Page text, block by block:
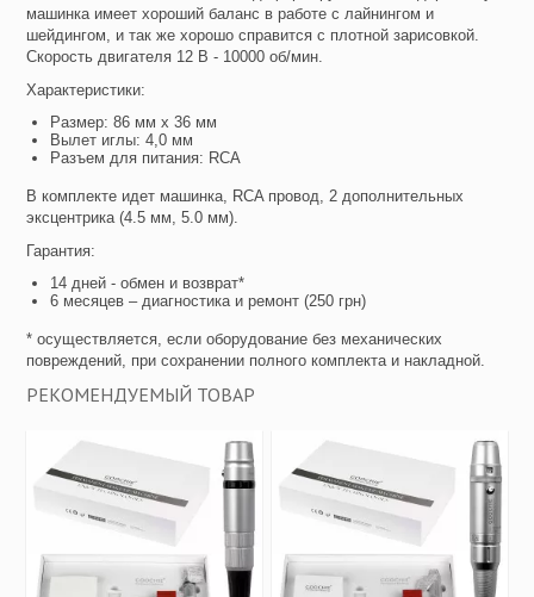
машинка имеет хороший баланс в работе с лайнингом и
шейдингом, и так же хорошо справится с плотной зарисовкой.
Скорость двигателя 12 В - 10000 об/мин.
Характеристики:
Размер: 86 мм х 36 мм
Вылет иглы: 4,0 мм
Разъем для питания: RCA
В комплекте идет машинка, RCA провод, 2 дополнительных
эксцентрика (4.5 мм, 5.0 мм).
Гарантия:
14 дней - обмен и возврат*
6 месяцев – диагностика и ремонт (250 грн)
* осуществляется, если оборудование без механических
повреждений, при сохранении полного комплекта и накладной.
РЕКОМЕНДУЕМЫЙ ТОВАР